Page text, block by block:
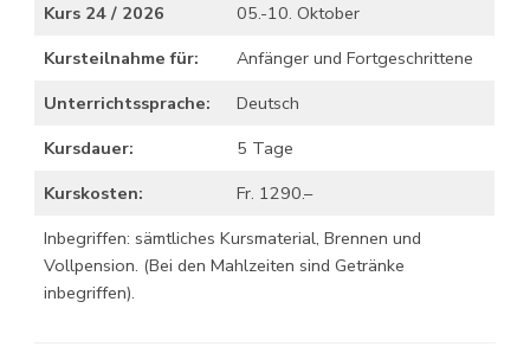
Kurs 24 / 2026
05.-10. Oktober
Kursteilnahme für:
Anfänger und Fortgeschrittene
Unterrichtssprache:
Deutsch
Kursdauer:
5 Tage
Kurskosten:
Fr. 1290.–
Inbegriffen: sämtliches Kursmaterial, Brennen und
Vollpension. (Bei den Mahlzeiten sind Getränke
inbegriffen).